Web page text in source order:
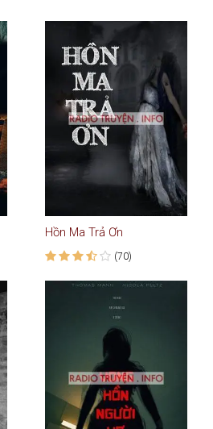
Hồn Ma Trả Ơn
(70)